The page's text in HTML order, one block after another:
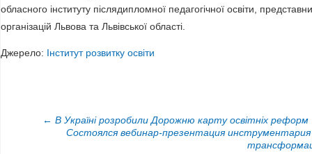
обласного інституту післядипломної педагогічної освіти,
організацій Львова та Львівської області.
Джерело: Інститут розвитку освіти
НАВИГАЦИЯ ПО ЗАПИСЯМ
← В Україні розробили Дорожню карту освітніх реформ
Состоялся вебинар-презентация